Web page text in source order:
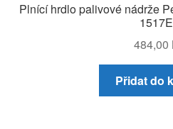
Plnící hrdlo palivové nádrže
484,00
Přidat do